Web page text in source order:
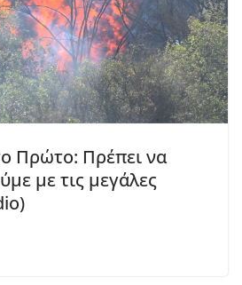
Πρώτο: Πρέπει να
με τις μεγάλες